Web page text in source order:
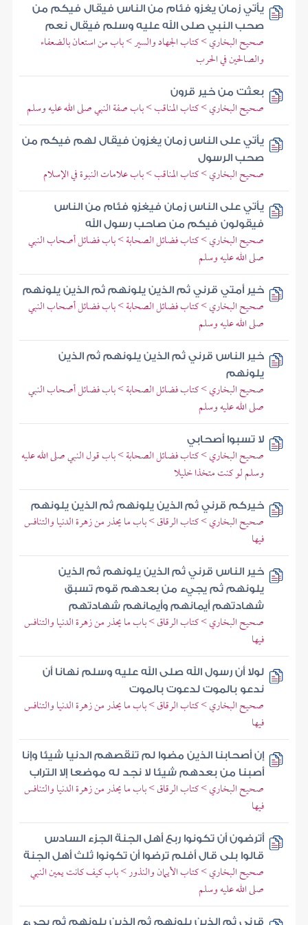
يأتي زمان يغزو فئام من الناس فيقال فيكم من
صحب النبي صلى الله عليه وسلم فيقال نعم
صحيح البخاري > كتاب الجهاد والسير > باب من استعان بالضعفاء
والصالحين في الحرب
بعثت من خير قرون
صحيح البخاري > كتاب المناقب > باب صفة النبي صلى الله عليه وسلم
يأتي على الناس زمان يغزون فيقال لهم فيكم من
صحب الرسول
صحيح البخاري > كتاب المناقب > باب علامات النبوة في الإسلام
يأتي على الناس زمان فيغزو فئام من الناس
فيقولون فيكم من صاحب رسول الله
صحيح البخاري > كتاب فضائل الصحابة > باب فضائل أصحاب النبي
صلى الله عليه وسلم
خير أمتي قرني ثم الذين يلونهم ثم الذين يلونهم
صحيح البخاري > كتاب فضائل الصحابة > باب فضائل أصحاب النبي
صلى الله عليه وسلم
خير الناس قرني ثم الذين يلونهم ثم الذين
يلونهم
صحيح البخاري > كتاب فضائل الصحابة > باب فضائل أصحاب النبي
صلى الله عليه وسلم
لا تسبوا أصحابي
صحيح البخاري > كتاب فضائل الصحابة > باب قول النبي صلى الله عليه
وسلم لو كنت متخذا خليلا
خيركم قرني ثم الذين يلونهم ثم الذين يلونهم
صحيح البخاري > كتاب الرقاق > باب ما يحذر من زهرة الدنيا والتنافس
فيها
خير الناس قرني ثم الذين يلونهم ثم الذين
يلونهم ثم يجيء من بعدهم قوم تسبق
شهادتهم أيمانهم وأيمانهم شهادتهم
صحيح البخاري > كتاب الرقاق > باب ما يحذر من زهرة الدنيا والتنافس
فيها
لولا أن رسول الله صلى الله عليه وسلم نهانا أن
ندعو بالموت لدعوت بالموت
صحيح البخاري > كتاب الرقاق > باب ما يحذر من زهرة الدنيا والتنافس
فيها
إن أصحابنا الذين مضوا لم تنقصهم الدنيا شيئا وإنا
أصبنا من بعدهم شيئا لا نجد له موضعا إلا التراب
صحيح البخاري > كتاب الرقاق > باب ما يحذر من زهرة الدنيا والتنافس
فيها
أترضون أن تكونوا ربع أهل الجنة الجزء السادس
قالوا بلى قال أفلم ترضوا أن تكونوا ثلث أهل الجنة
صحيح البخاري > كتاب الأيمان والنذور > باب كيف كانت يمين النبي
صلى الله عليه وسلم
قرني ثم الذين يلونهم ثم الذين يلونهم ثم يجيء